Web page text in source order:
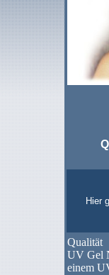
Hier
Qualität
UV Gel
einem